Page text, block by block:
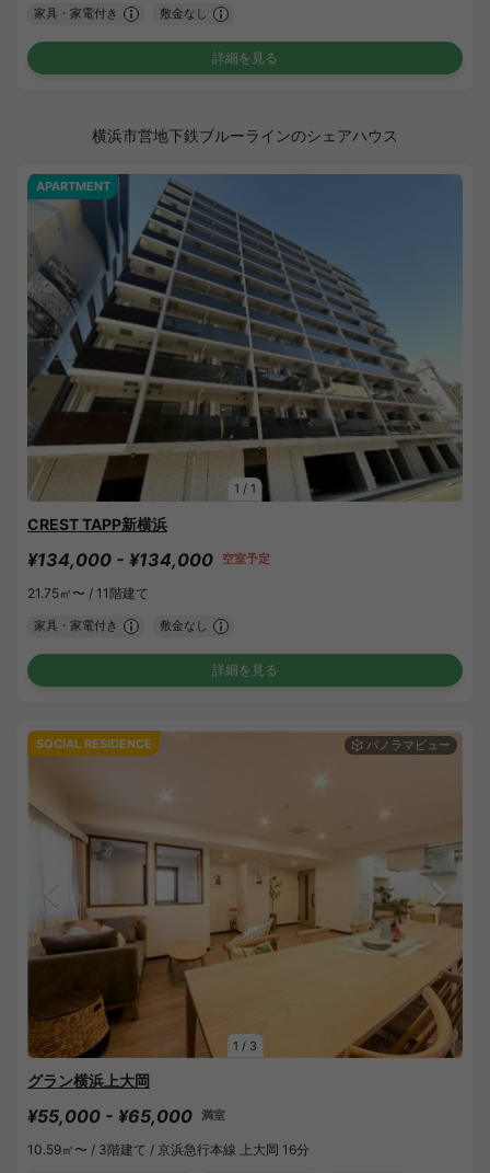
家具・家電付き 敷金なし
詳細を見る
横浜市営地下鉄ブルーラインのシェアハウス
1 / 1
APARTMENT
CREST TAPP新横浜
¥134,000 - ¥134,000 空室予定
21.75㎡〜 / 11階建て
家具・家電付き 敷金なし
詳細を見る
1 / 3
SOCIAL RESIDENCE
グラン横浜上大岡
¥55,000 - ¥65,000 満室
10.59㎡〜 / 3階建て / 京浜急行本線 上大岡 16分